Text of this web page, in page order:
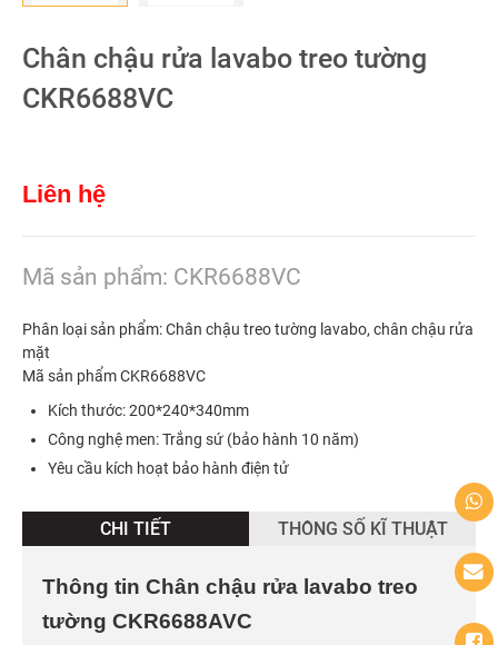
Chân chậu rửa lavabo treo tường
CKR6688VC
Liên hệ
Mã sản phẩm: CKR6688VC
Phân loại sản phẩm: Chân chậu treo tường lavabo, chân chậu rửa
mặt
Mã sản phẩm CKR6688VC
Kích thước: 200*240*340mm
Công nghệ men: Trắng sứ (bảo hành 10 năm)
Yêu cầu kích hoạt bảo hành điện tử
CHI TIẾT THÔNG SỐ KĨ THUẬT
Thông tin Chân chậu rửa lavabo treo
tường CKR6688AVC